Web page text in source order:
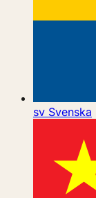
sv Svenska